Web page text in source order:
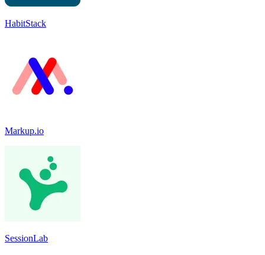
HabitStack
Markup.io
SessionLab